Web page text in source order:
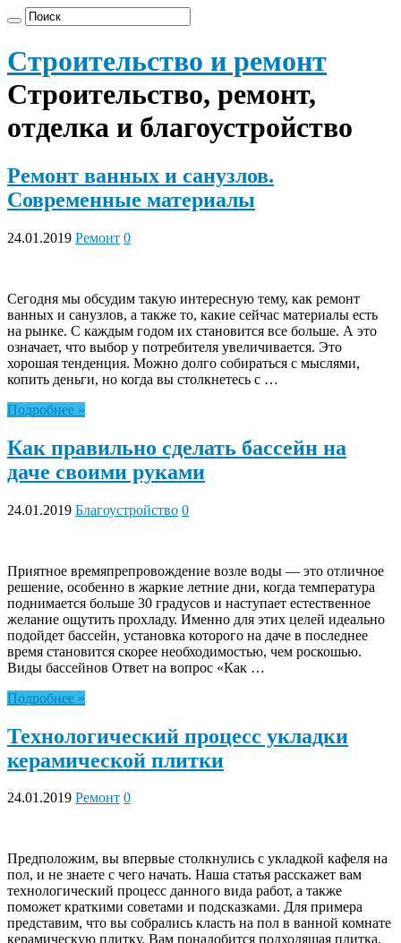
Строительство и ремонт
Строительство, ремонт,
отделка и благоустройство
Ремонт ванных и санузлов.
Современные материалы
24.01.2019 Ремонт 0
Сегодня мы обсудим такую интересную тему, как ремонт
ванных и санузлов, а также то, какие сейчас материалы есть
на рынке. С каждым годом их становится все больше. А это
означает, что выбор у потребителя увеличивается. Это
хорошая тенденция. Можно долго собираться с мыслями,
копить деньги, но когда вы столкнетесь с …
Подробнее »
Как правильно сделать бассейн на
даче своими руками
24.01.2019 Благоустройство 0
Приятное времяпрепровождение возле воды — это отличное
решение, особенно в жаркие летние дни, когда температура
поднимается больше 30 градусов и наступает естественное
желание ощутить прохладу. Именно для этих целей идеально
подойдет бассейн, установка которого на даче в последнее
время становится скорее необходимостью, чем роскошью.
Виды бассейнов Ответ на вопрос «Как …
Подробнее »
Технологический процесс укладки
керамической плитки
24.01.2019 Ремонт 0
Предположим, вы впервые столкнулись с укладкой кафеля на
пол, и не знаете с чего начать. Наша статья расскажет вам
технологический процесс данного вида работ, а также
поможет краткими советами и подсказками. Для примера
представим, что вы собрались класть на пол в ванной комнате
керамическую плитку. Вам понадобится подходящая плитка,